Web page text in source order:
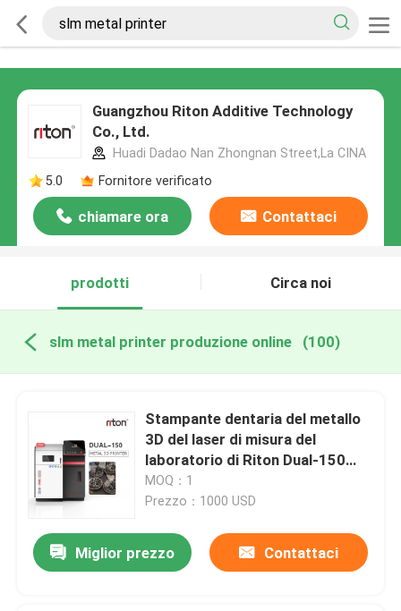
Guangzhou Riton Additive Technology
Co., Ltd.
Huadi Dadao Nan Zhongnan Street,La CINA
5.0
Fornitore verificato
chiamare ora Contattaci
prodotti Circa noi
slm metal printer produzione online (100)
Stampante dentaria del metallo
3D del laser di misura del
laboratorio di Riton Dual-150
DMLS 650 chilogrammi
MOQ：1
Prezzo：1000 USD
Miglior prezzo Contattaci